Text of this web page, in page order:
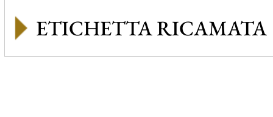
ETICHETTA RICAMATA